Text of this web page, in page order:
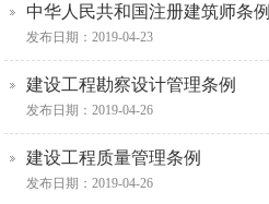
中华人民共和国注册建筑师条例
发布日期：2019-04-23
建设工程勘察设计管理条例
发布日期：2019-04-26
建设工程质量管理条例
发布日期：2019-04-26